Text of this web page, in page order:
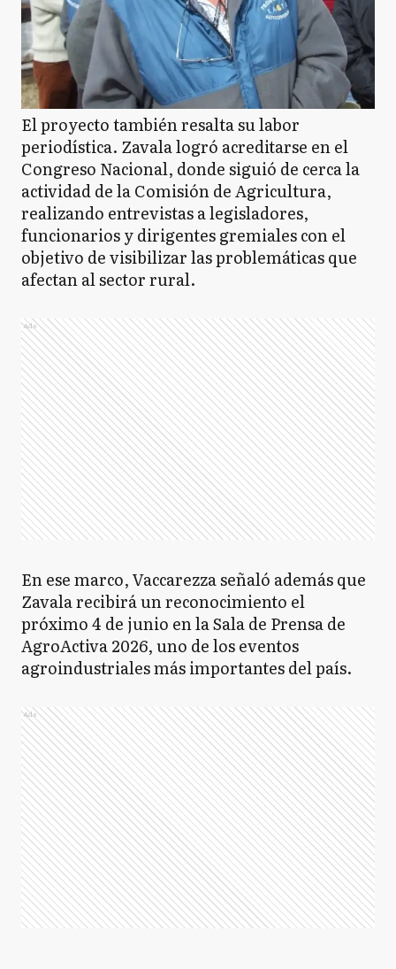
El proyecto también resalta su labor
periodística. Zavala logró acreditarse en el
Congreso Nacional, donde siguió de cerca la
actividad de la Comisión de Agricultura,
realizando entrevistas a legisladores,
funcionarios y dirigentes gremiales con el
objetivo de visibilizar las problemáticas que
afectan al sector rural.
Ads
En ese marco, Vaccarezza señaló además que
Zavala recibirá un reconocimiento el
próximo 4 de junio en la Sala de Prensa de
AgroActiva 2026, uno de los eventos
agroindustriales más importantes del país.
Ads